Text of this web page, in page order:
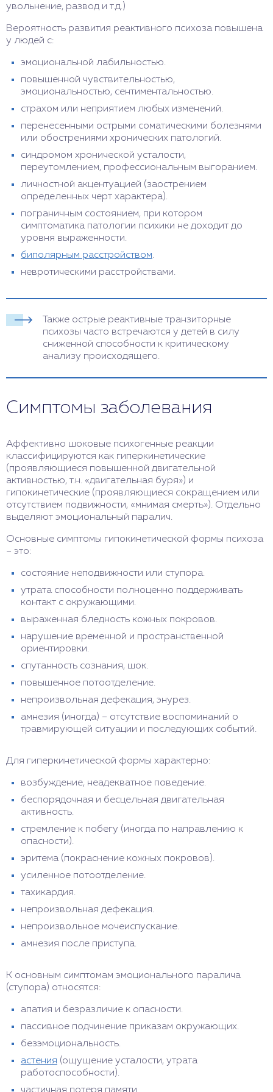
увольнение, развод и т.д.)
Вероятность развития реактивного психоза повышена
у людей с:
эмоциональной лабильностью.
повышенной чувствительностью,
эмоциональностью, сентиментальностью.
страхом или неприятием любых изменений.
перенесенными острыми соматическими болезнями
или обострениями хронических патологий.
синдромом хронической усталости,
переутомлением, профессиональным выгоранием.
личностной акцентуацией (заострением
определенных черт характера).
пограничным состоянием, при котором
симптоматика патологии психики не доходит до
уровня выраженности.
биполярным расстройством.
невротическими расстройствами.
Также острые реактивные транзиторные
психозы часто встречаются у детей в силу
сниженной способности к критическому
анализу происходящего.
Симптомы заболевания
Аффективно шоковые психогенные реакции
классифицируются как гиперкинетические
(проявляющиеся повышенной двигательной
активностью, т.н. «двигательная буря») и
гипокинетические (проявляющиеся сокращением или
отсутствием подвижности, «мнимая смерть»). Отдельно
выделяют эмоциональный паралич.
Основные симптомы гипокинетической формы психоза
– это:
состояние неподвижности или ступора.
утрата способности полноценно поддерживать
контакт с окружающими.
выраженная бледность кожных покровов.
нарушение временной и пространственной
ориентировки.
спутанность сознания, шок.
повышенное потоотделение.
непроизвольная дефекация, энурез.
амнезия (иногда) – отсутствие воспоминаний о
травмирующей ситуации и последующих событий.
Для гиперкинетической формы характерно:
возбуждение, неадекватное поведение.
беспорядочная и бесцельная двигательная
активность.
стремление к побегу (иногда по направлению к
опасности).
эритема (покраснение кожных покровов).
усиленное потоотделение.
тахикардия.
непроизвольная дефекация.
непроизвольное мочеиспускание.
амнезия после приступа.
К основным симптомам эмоционального паралича
(ступора) относятся:
апатия и безразличие к опасности.
пассивное подчинение приказам окружающих.
безэмоциональность.
астения (ощущение усталости, утрата
работоспособности).
частичная потеря памяти.